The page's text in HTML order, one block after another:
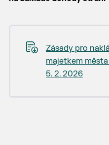
Zásady pro
majetkem
5. 2. 2026